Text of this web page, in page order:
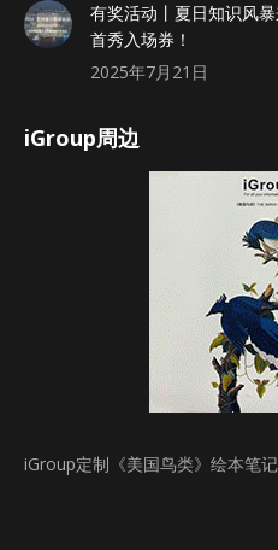
有奖活动丨夏日知识风
首秀入场券！
2025年7月21日
iGroup周边
iGroup定制《美国鸟类》绘本笔记